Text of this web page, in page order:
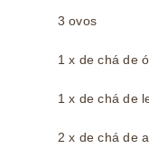
3 ovos
1 x de chá de
1 x de chá de
2 x de chá de